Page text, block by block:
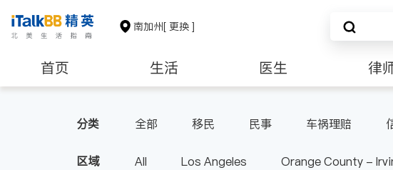
南加州[ 更换 ]
首页 生活 医生 律
分类 全部 移民 民事 车祸理赔
区域 All Los Angeles Orange County -